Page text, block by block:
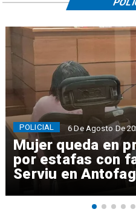
Mujer queda en
por estafas con
Serviu en
POLICIAL 6 De Agosto De